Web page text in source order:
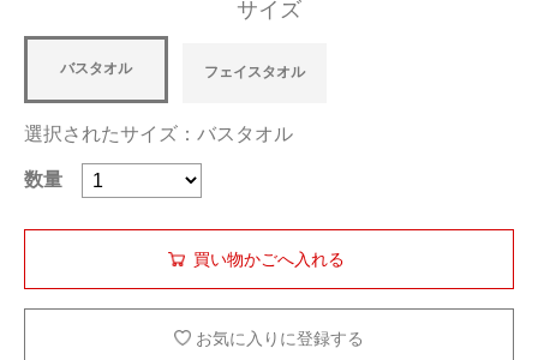
サイズ
バスタオル フェイスタオル
選択されたサイズ：バスタオル
数量
お気に入りに登録する